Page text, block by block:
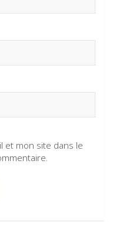
et mon site dans le